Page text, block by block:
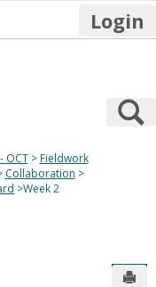
Login
OCT
Fieldwork
Collaboration
Week 2